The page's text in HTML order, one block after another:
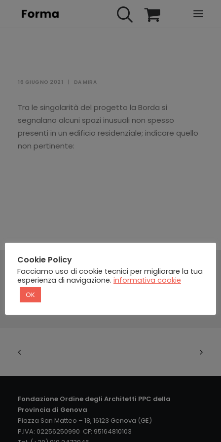
IN PRESENZA
E-LEARNING
URBAN TV
FAQ
16 GIUGNO 2021 DA MIRA
Tra le singolarità del progetto la Borda si
segnalano alcuni spazi inusuali non spesso
presenti in un edificio residenziale; indicare quello
non pertinente:
Fondazione Ordine degli Architetti PPC della
Provincia di Genova
Piazza San Matteo – 18, 16123 Genova (GE)
P.IVA: 02256250990 CF: 95164810103
Cookie Policy
Facciamo uso di cookie tecnici per migliorare la tua
esperienza di navigazione. informativa cookie
OK